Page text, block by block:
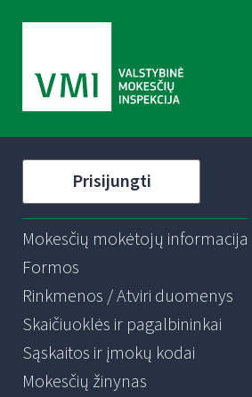
Prisijungti
Mokesčių mokėtojų informacija
Formos
Rinkmenos / Atviri duomenys
Skaičiuoklės ir pagalbininkai
Sąskaitos ir įmokų kodai
Mokesčių žinynas